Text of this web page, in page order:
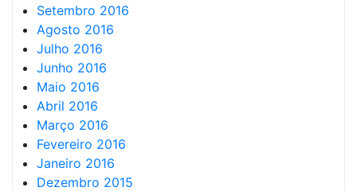
Setembro 2016
Agosto 2016
Julho 2016
Junho 2016
Maio 2016
Abril 2016
Março 2016
Fevereiro 2016
Janeiro 2016
Dezembro 2015